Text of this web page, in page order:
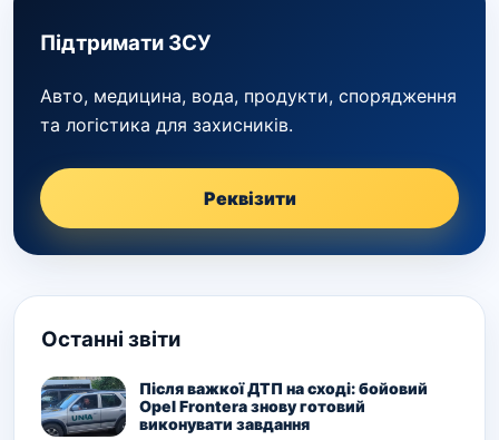
Підтримати ЗСУ
Авто, медицина, вода, продукти, спорядження
та логістика для захисників.
Реквізити
Останні звіти
Після важкої ДТП на сході: бойовий
Opel Frontera знову готовий
виконувати завдання